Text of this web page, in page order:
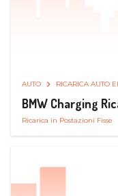
AUTO RICARICA AUTO
BMW Charging
Ricarica in Postazioni Fisse